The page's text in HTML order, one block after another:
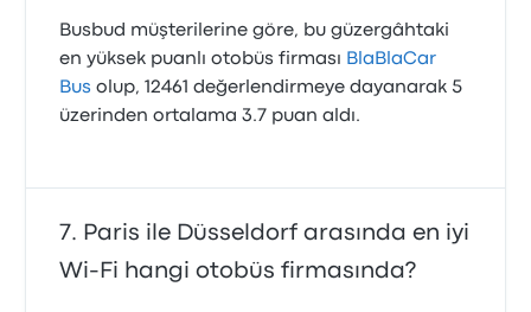
Busbud müşterilerine göre, bu güzergâhtaki
en yüksek puanlı otobüs firması BlaBlaCar
Bus olup, 12461 değerlendirmeye dayanarak 5
üzerinden ortalama 3.7 puan aldı.
Paris ile Düsseldorf arasında en iyi
Wi-Fi hangi otobüs firmasında?